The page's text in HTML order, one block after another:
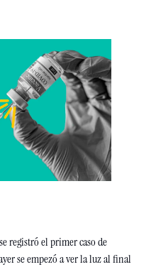
registró el primer caso de
se empezó a ver la luz al final